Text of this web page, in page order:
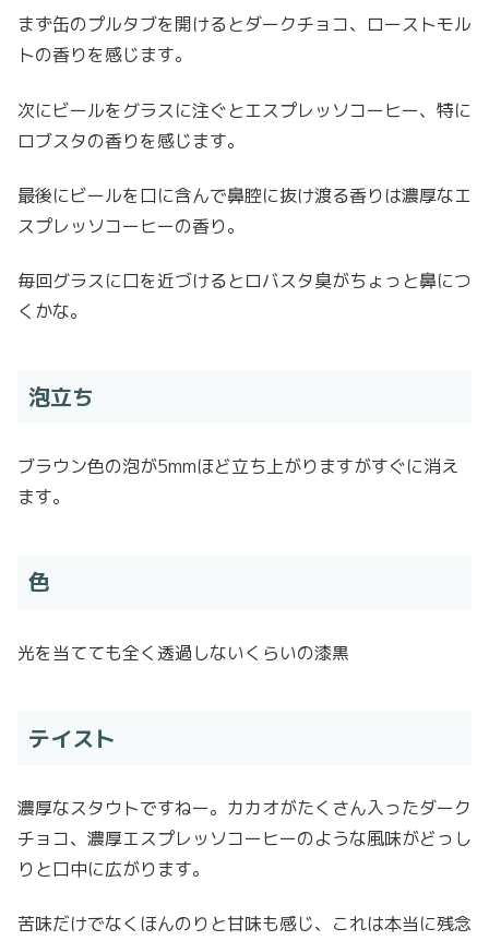
まず缶のプルタブを開けるとダークチョコ、ローストモル
トの香りを感じます。
次にビールをグラスに注ぐとエスプレッソコーヒー、特に
ロブスタの香りを感じます。
最後にビールを口に含んで鼻腔に抜け渡る香りは濃厚なエ
スプレッソコーヒーの香り。
毎回グラスに口を近づけるとロバスタ臭がちょっと鼻につ
くかな。
泡立ち
ブラウン色の泡が5mmほど立ち上がりますがすぐに消え
ます。
色
光を当てても全く透過しないくらいの漆黒
テイスト
濃厚なスタウトですねー。カカオがたくさん入ったダーク
チョコ、濃厚エスプレッソコーヒーのような風味がどっし
りと口中に広がります。
苦味だけでなくほんのりと甘味も感じ、これは本当に残念